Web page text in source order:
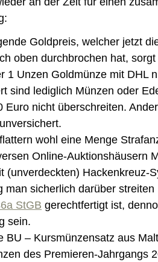
Goldpreis, welcher jetzt
oben durchbrochen hat,
1 Unzen Goldmünze mit DHL
sind lediglich Münzen oder
Euro nicht überschreiten.
wohl eine Menge
Online-Auktionshäusern
(unverdeckten) Hackenkreuz-
man sicherlich darüber
StGB gerechtfertigt ist,
sein.
BU – Kursmünzensatz aus
des Premieren-Jahrgangs